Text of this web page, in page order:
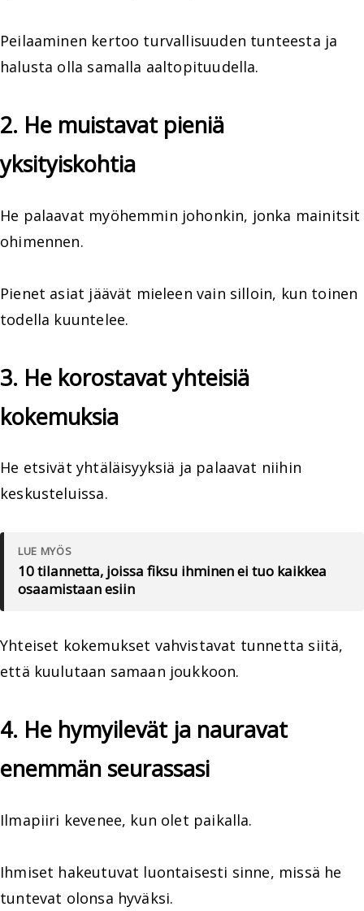
Peilaaminen kertoo turvallisuuden tunteesta ja
halusta olla samalla aaltopituudella.
2. He muistavat pieniä
yksityiskohtia
He palaavat myöhemmin johonkin, jonka mainitsit
ohimennen.
Pienet asiat jäävät mieleen vain silloin, kun toinen
todella kuuntelee.
3. He korostavat yhteisiä
kokemuksia
He etsivät yhtäläisyyksiä ja palaavat niihin
keskusteluissa.
LUE MYÖS
10 tilannetta, joissa fiksu ihminen ei tuo kaikkea
osaamistaan esiin
Yhteiset kokemukset vahvistavat tunnetta siitä,
että kuulutaan samaan joukkoon.
4. He hymyilevät ja nauravat
enemmän seurassasi
Ilmapiiri kevenee, kun olet paikalla.
Ihmiset hakeutuvat luontaisesti sinne, missä he
tuntevat olonsa hyväksi.